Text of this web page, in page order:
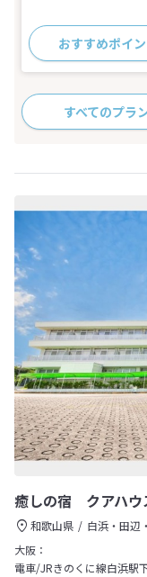
おすすめポイ
すべてのプラ
癒しの宿 クアハウ
和歌山県 白浜・田辺
大阪：
電車/JRきのくに線白浜